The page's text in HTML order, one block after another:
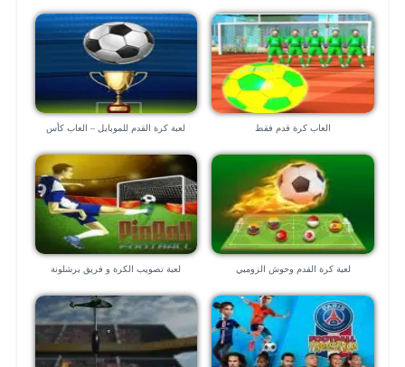
العاب كرة قدم فقط
لعبة كرة القدم للموبايل – العاب كأس
لعبة كرة القدم وحوش الزومبي لعبة تصويب الكرة و فريق برشلونة